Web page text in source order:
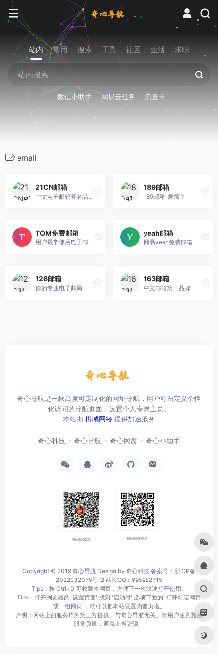
站内 常用 搜索 工具 社区 生活 求职
微信小助手 网易云任务 流量卡
email
21CN邮箱
中文电子邮箱著名品牌之一
189邮箱
189邮箱-爱简单
TOM免费邮箱
用户最常使用电子邮箱服务商之一
yeah邮箱
网易yeah免费邮箱
126邮箱
你的专业电子邮局
163邮箱
中文邮箱第一品牌
奇心导航是一款高度可定制化的网址导航，用户可自定义个性
化访问的导航页面，设置个人专属主页。
本站由 橙域网络 提供加速服务
奇心科技 奇心导航 奇心网盘 奇心小助手
扫码加QQ群 扫码加微信群
Copyright © 2019 奇心导航 Design by 奇心科技 备案号：浙ICP备
2022032079号-2 站长QQ：995982715
Tips：按 Ctrl+D 可收藏本网页，方便下一次快速打开使用。
Tips：打开浏览器的 '设置页面' 找到 '启动时' 选项下面的 '打开特定网页
或一组网页'，就可以把本站设置为首页啦。
声明：网站上的服务均为第三方提供，与奇心导航无关。请用户注意甄别
服务质量，避免上当受骗。